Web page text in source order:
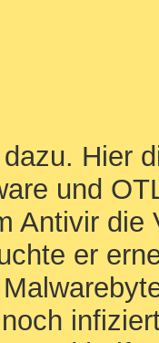
Hier
und
Antivir die
er